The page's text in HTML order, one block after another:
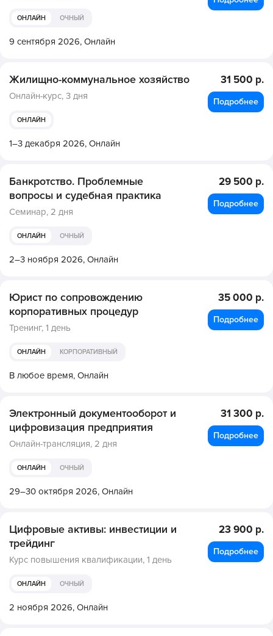
ОНЛАЙН ОЧНЫЙ
9 сентября 2026, Онлайн
Жилищно-коммунальное хозяйство
Онлайн-курс, 3 дня
ОНЛАЙН
1–3 декабря 2026, Онлайн
31 500 р.
Подробнее
Банкротство. Проблемные
вопросы и судебная практика
Семинар, 2 дня
ОНЛАЙН ОЧНЫЙ
2–3 ноября 2026, Онлайн
29 500 р.
Подробнее
Юрист по сопровождению
корпоративных процедур
Тренинг, 1 день
ОНЛАЙН КОРПОРАТИВНЫЙ
В любое время, Онлайн
35 000 р.
Подробнее
Электронный документооборот и
цифровизация предприятия
Онлайн-трансляция, 2 дня
ОНЛАЙН ОЧНЫЙ
29–30 октября 2026, Онлайн
31 300 р.
Подробнее
Цифровые активы: инвестиции и
трейдинг
Курс повышения квалификации, 1 день
ОНЛАЙН ОЧНЫЙ
2 ноября 2026, Онлайн
23 900 р.
Подробнее